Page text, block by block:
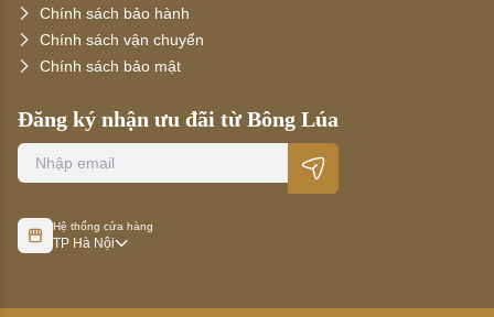
Chính sách bảo hành
Chính sách vận chuyển
Chính sách bảo mật
Đăng ký nhận ưu đãi từ Bông Lúa
Hệ thống cửa hàng
TP Hà Nội